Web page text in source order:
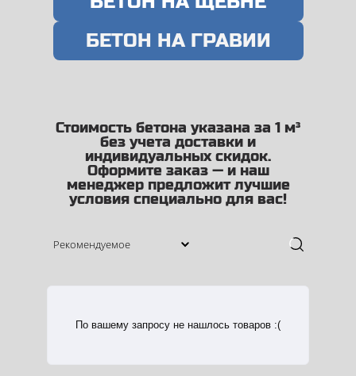
БЕТОН НА ГРАВИИ
Стоимость бетона указана за 1 м³
без учета доставки и
индивидуальных скидок.
Оформите заказ — и наш
менеджер предложит лучшие
условия специально для вас!
По вашему запросу не нашлось товаров :(